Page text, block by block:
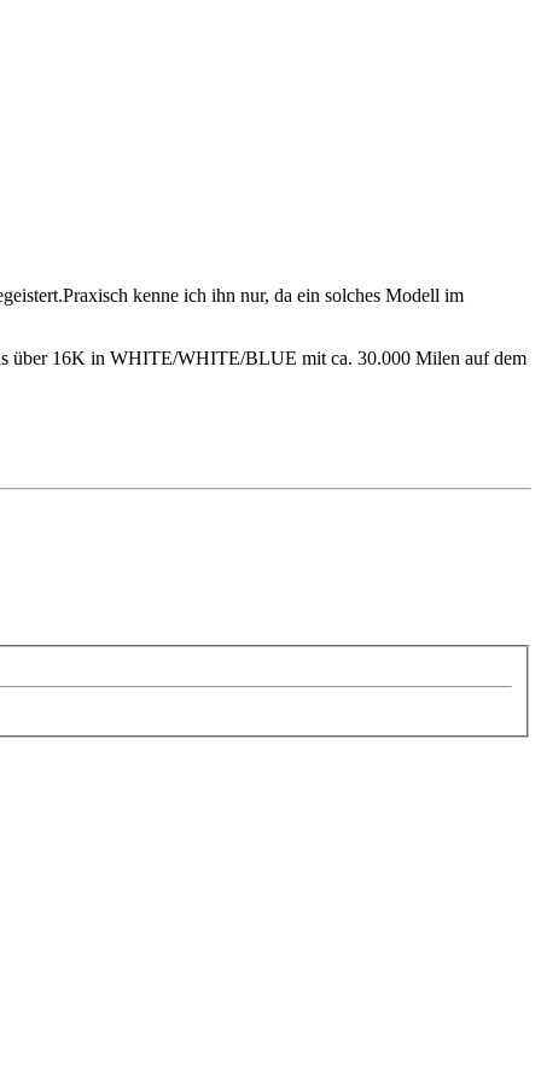
kenne ich ihn nur, da ein solches Modell im
über 16K in WHITE/WHITE/BLUE mit ca. 30.000 Milen auf dem